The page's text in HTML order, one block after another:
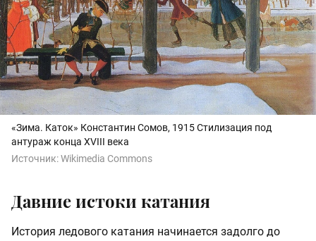
«Зима. Каток» Константин Сомов, 1915 Стилизация под
антураж конца XVIII века
Источник:Wikimedia Commons
Давние истоки катания
История ледового катания начинается задолго до